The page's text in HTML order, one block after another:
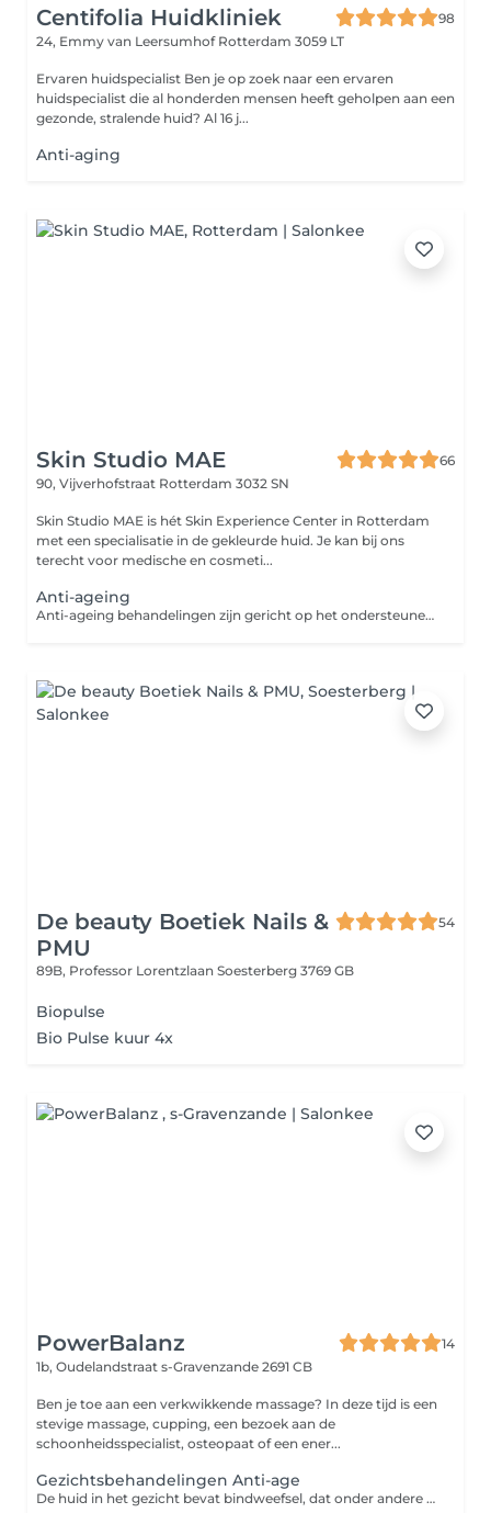
Centifolia Huidkliniek
98
24, Emmy van Leersumhof Rotterdam 3059 LT
Ervaren huidspecialist Ben je op zoek naar een ervaren
huidspecialist die al honderden mensen heeft geholpen aan een
gezonde, stralende huid? Al 16 j...
Anti-aging
Skin Studio MAE
66
90, Vijverhofstraat Rotterdam 3032 SN
Skin Studio MAE is hét Skin Experience Center in Rotterdam
met een specialisatie in de gekleurde huid. Je kan bij ons
terecht voor medische en cosmeti...
Anti-ageing
Anti-ageing behandelingen zijn gericht op het ondersteunen van de natuurlijke processen van de huid en het vertragen van zichtbare tekenen van veroudering, zoals fijne lijntjes, verlies van elasticiteit en dofheid. Omdat huidveroudering een geleidelijk proces is, is het belangrijk om te begrijpen dat ook de verbetering tijd kost. Resultaat is afhankelijk van je huidconditie, toewijding en leefstijl. Wij raden aan om een traject van minimaal 3 tot 6 maanden te volgen, waarbij we werken aan het stimuleren van collageenproductie, het verbeteren van de huidtextuur en het hydrateren van de huid voor een jeugdige, stralende uitstraling. Om het proces te versterken, kijken we daarnaast ook naar interne factoren, zoals voeding, stress en hormoonbalans, die de huidconditie kunnen beïnvloeden. Samen creëren we een duurzame aanpak om je huid gezond en veerkrachtig te houden.
De beauty Boetiek Nails &
PMU
54
89B, Professor Lorentzlaan Soesterberg 3769 GB
Biopulse
Bio Pulse kuur 4x
PowerBalanz
14
1b, Oudelandstraat s-Gravenzande 2691 CB
Ben je toe aan een verkwikkende massage? In deze tijd is een
stevige massage, cupping, een bezoek aan de
schoonheidsspecialist, osteopaat of een ener...
Gezichtsbehandelingen Anti-age
De huid in het gezicht bevat bindweefsel, dat onder andere bestaat uit collageen een elastine. Dat zorgt voor stevigheid van je gezichtshuid. Naarmate je ouder wordt, maakt het lichaam minder collageen en elastine aan. Daardoor wordt de huid slapper en ontstaan kraaienpootjes of rimpels. Een anti-age gezichtsbehandeling zorgt voor een strakkere huid, met een direct zichtbaar resultaat. Een anti-age behandeling stimuleert de aanmaak van collageen. Masseren van bindweefsel zorgt voor extra bloedtoevoer naar het gemasseerde gebied. Daardoor komen voedingsstoffen en zuurstof makkelijker bij de cellen die voor productie van collageen zorgen. Door de massage ontstaan ook kleine veranderingen in het weefsel. Dat zet het natuurlijke genezingsproces in gang, waarbij collageen wordt aangemaakt. We starten de behandeling met een gezichtsreiniging en het verwijderen van eventuele onzuiverheden. Daarna volgt een uitgebreide bindweefselmassage. Dit is een massage waarbij de huid met stevige grepen wordt behandeld. We behandelen je gezicht, hals en decolleté. Je merkt vaak al direct na de behandeling dat de stevigheid en de kleur van je huid is verbeterd. Na de bindweefselmassage krijg je een verkoelend masker. De behandeling wordt afgesloten met gezichtsverzorging. Kies je voor de anti-age gezichtsbehandeling relax, dan krijg je een ontspannende deelmassage van de armen, schouders en hoofd erbij. Een bindweefselmassage is niet mogelijk in de eerste 3 weken nadat je botox of fillers hebt gekregen. De bindweefselmassage is ook los te boeken zonder gezichtsbehandeling of als een kuur voor 6 behandelingen. Hierbij starten we de behandeling met een gezichtsreiniging. Als het gezicht gereinigd is beginnen we de bindweefselmassage. Dit is een massage waarbij de huid met stevige grepen wordt behandeld. We behandelen je gezicht, hals en decolleté. Je merkt vaak al direct dat de stevigheid en de kleur van je huid is verbeterd. We sluiten de behandeling af met een korte gezichtsverzorging. Deze behandeling duurt 30 minuten.